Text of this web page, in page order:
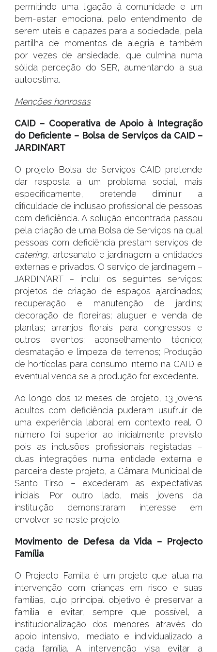
permitindo uma ligação à comunidade e um
bem-estar emocional pelo entendimento de
serem uteis e capazes para a sociedade, pela
partilha de momentos de alegria e também
por vezes de ansiedade, que culmina numa
sólida perceção do SER, aumentando a sua
autoestima.
Menções honrosas
CAID – Cooperativa de Apoio à Integração
do Deficiente – Bolsa de Serviços da CAID –
JARDIN’ART
O projeto Bolsa de Serviços CAID pretende
dar resposta a um problema social, mais
especificamente, pretende diminuir a
dificuldade de inclusão profissional de pessoas
com deficiência. A solução encontrada passou
pela criação de uma Bolsa de Serviços na qual
pessoas com deficiência prestam serviços de
catering, artesanato e jardinagem a entidades
externas e privados. O serviço de jardinagem –
JARDIN’ART – inclui os seguintes serviços:
projetos de criação de espaços ajardinados;
recuperação e manutenção de jardins;
decoração de floreiras; aluguer e venda de
plantas; arranjos florais para congressos e
outros eventos; aconselhamento técnico;
desmatação e limpeza de terrenos; Produção
de hortícolas para consumo interno na CAID e
eventual venda se a produção for excedente.
Ao longo dos 12 meses de projeto, 13 jovens
adultos com deficiência puderam usufruir de
uma experiência laboral em contexto real. O
número foi superior ao inicialmente previsto
pois as inclusões profissionais registadas –
duas integrações numa entidade externa e
parceira deste projeto, a Câmara Municipal de
Santo Tirso – excederam as expectativas
iniciais. Por outro lado, mais jovens da
instituição demonstraram interesse em
envolver-se neste projeto.
Movimento de Defesa da Vida – Projecto
Família
O Projecto Família é um projeto que atua na
intervenção com crianças em risco e suas
famílias, cujo principal objetivo é preservar a
família e evitar, sempre que possível, a
institucionalização dos menores através do
apoio intensivo, imediato e individualizado a
cada família. A intervenção visa evitar a